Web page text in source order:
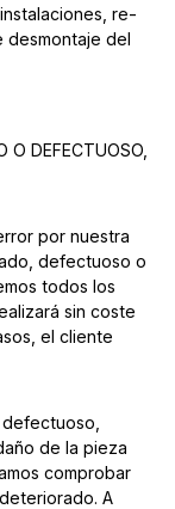
re-
desmontaje del
O DEFECTUOSO,
por nuestra
defectuoso o
todos los
sin coste
el cliente
de la pieza
comprobar
A